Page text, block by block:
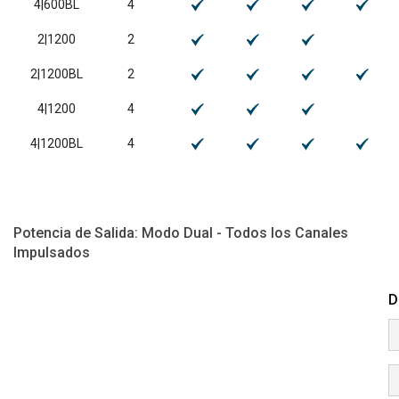
4|600BL 4
2|1200 2
2|1200BL 2
4|1200 4
4|1200BL 4
Potencia de Salida: Modo Dual - Todos los Canales
Impulsados